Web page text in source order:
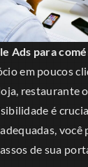
Ads para
em poucos
restaurante
é
de sua